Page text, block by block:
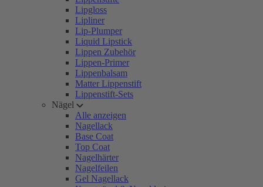
Lipgloss
Lipliner
Lip-Plumper
Liquid Lipstick
Lippen Zubehör
Lippen-Primer
Lippenbalsam
Matter Lippenstift
Lippenstift-Sets
Nägel
Alle anzeigen
Nagellack
Base Coat
Top Coat
Nagelhärter
Nagelfeilen
Gel Nagellack